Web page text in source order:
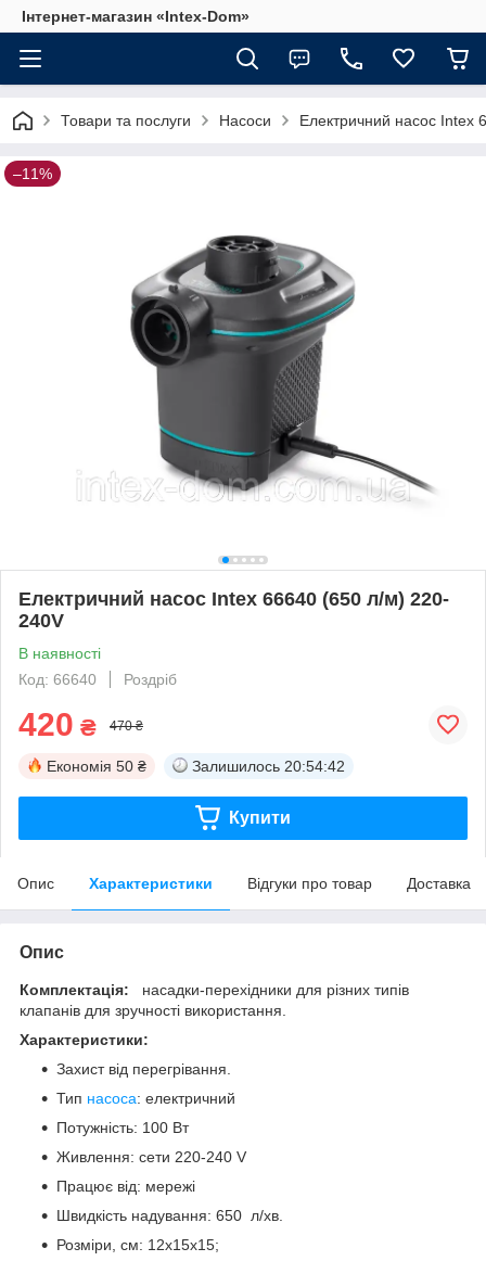
Інтернет-магазин «Intex-Dom»
Товари та послуги Насоси Електричний насос Intex
–11%
Електричний насос Intex 66640 (650 л/м) 220-
240V
В наявності
Код: 66640
Роздріб
420 ₴ 470 ₴
Економія 50 ₴ Залишилось 20:54:42
Купити
Опис Характеристики Відгуки про товар Доставка
Опис
Комплектація: насадки-перехідники для різних типів
клапанів для зручності використання.
Характеристики:
Захист від перегрівання.
Тип насоса: електричний
Потужність: 100 Вт
Живлення: сети 220-240 V
Працює від: мережі
Швидкість надування: 650 л/хв.
Розміри, см: 12х15х15;